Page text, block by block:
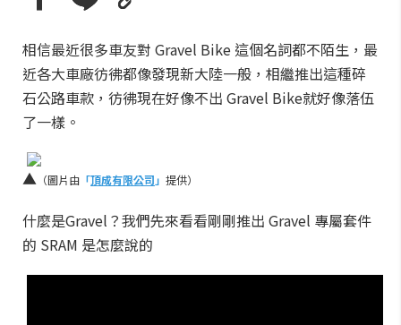
相信最近很多車友對 Gravel Bike 這個名詞都不陌生，最
近各大車廠彷彿都像發現新大陸一般，相繼推出這種碎
石公路車款，彷彿現在好像不出 Gravel Bike就好像落伍
了一樣。
▲ （圖片由 「頂成有限公司 」 提供）
什麼是Gravel？我們先來看看剛剛推出 Gravel 專屬套件
的 SRAM 是怎麼說的